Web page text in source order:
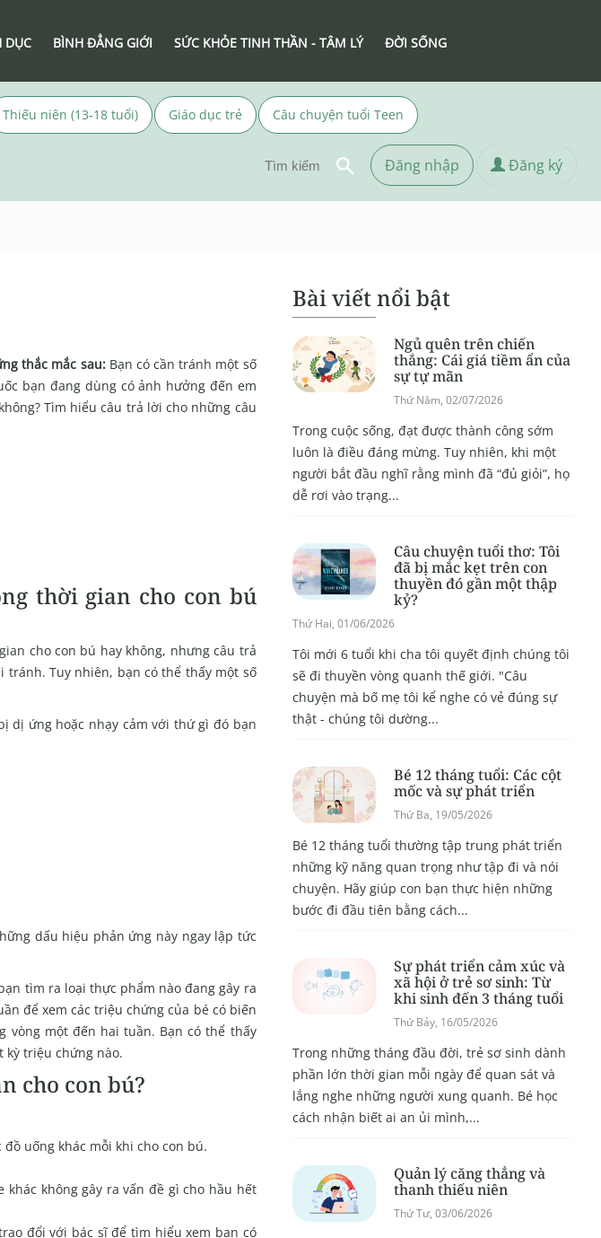
DỤC BÌNH ĐẲNG GIỚI SỨC KHỎE TINH THẦN - TÂM LÝ ĐỜI SỐNG
Thiếu niên (13-18 tuổi) Giáo dục trẻ Câu chuyện tuổi Teen
Đăng nhập Đăng ký
thắc mắc sau:Bạn có cần tránh một số
bạn đang dùng có ảnh hưởng đến em
Tìm hiểu câu trả lời cho những câu
thời gian cho con bú
cho con bú hay không, nhưng câu trả
tránh. Tuy nhiên, bạn có thể thấy một số
dị ứng hoặc nhạy cảm với thứ gì đó bạn
dấu hiệu phản ứng này ngay lập tức
tìm ra loại thực phẩm nào đang gây ra
để xem các triệu chứng của bé có biến
vòng một đến hai tuần. Bạn có thể thấy
kỳ triệu chứng nào.
cho con bú?
uống khác mỗi khi cho con bú.
khác không gây ra vấn đề gì cho hầu hết
đổi với bác sĩ để tìm hiểu xem bạn có
Bài viết nổi bật
Ngủ quên trên chiến
thắng: Cái giá tiềm ẩn của
sự tự mãn
Thứ Năm, 02/07/2026
Trong cuộc sống, đạt được thành công sớm
luôn là điều đáng mừng. Tuy nhiên, khi một
người bắt đầu nghĩ rằng mình đã “đủ giỏi”, họ
dễ rơi vào trạng...
Câu chuyện tuổi thơ: Tôi
đã bị mắc kẹt trên con
thuyền đó gần một thập
kỷ?
Thứ Hai, 01/06/2026
Tôi mới 6 tuổi khi cha tôi quyết định chúng tôi
sẽ đi thuyền vòng quanh thế giới. "Câu
chuyện mà bố mẹ tôi kể nghe có vẻ đúng sự
thật - chúng tôi dường...
Bé 12 tháng tuổi: Các cột
mốc và sự phát triển
Thứ Ba, 19/05/2026
Bé 12 tháng tuổi thường tập trung phát triển
những kỹ năng quan trọng như tập đi và nói
chuyện. Hãy giúp con bạn thực hiện những
bước đi đầu tiên bằng cách...
Sự phát triển cảm xúc và
xã hội ở trẻ sơ sinh: Từ
khi sinh đến 3 tháng tuổi
Thứ Bảy, 16/05/2026
Trong những tháng đầu đời, trẻ sơ sinh dành
phần lớn thời gian mỗi ngày để quan sát và
lắng nghe những người xung quanh. Bé học
cách nhận biết ai an ủi mình,...
Quản lý căng thẳng và
thanh thiếu niên
Thứ Tư, 03/06/2026